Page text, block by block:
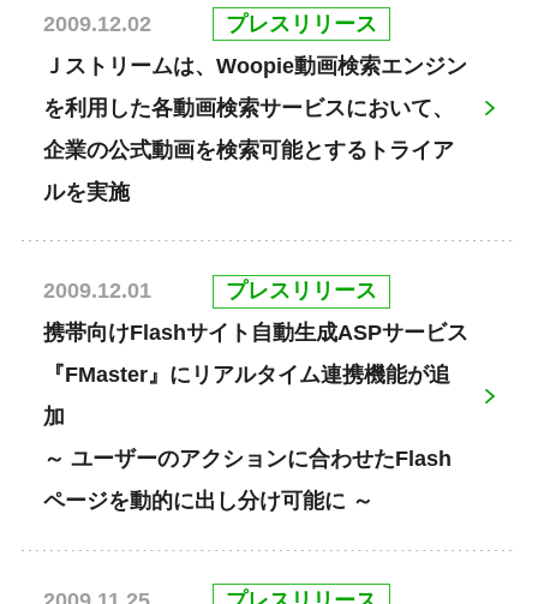
2009.12.02
プレスリリース
Ｊストリームは、Woopie動画検索エンジン
を利用した各動画検索サービスにおいて、
企業の公式動画を検索可能とするトライア
ルを実施
2009.12.01
プレスリリース
携帯向けFlashサイト自動生成ASPサービス
『FMaster』にリアルタイム連携機能が追
加
～ ユーザーのアクションに合わせたFlash
ページを動的に出し分け可能に ～